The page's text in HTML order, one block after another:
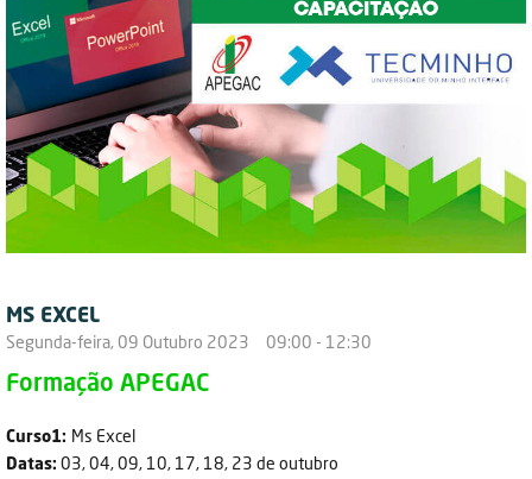
MS EXCEL
Segunda-feira, 09 Outubro 2023 09:00 - 12:30
Formação APEGAC
Curso1: Ms Excel
Datas: 03, 04, 09, 10, 17, 18, 23 de outubro